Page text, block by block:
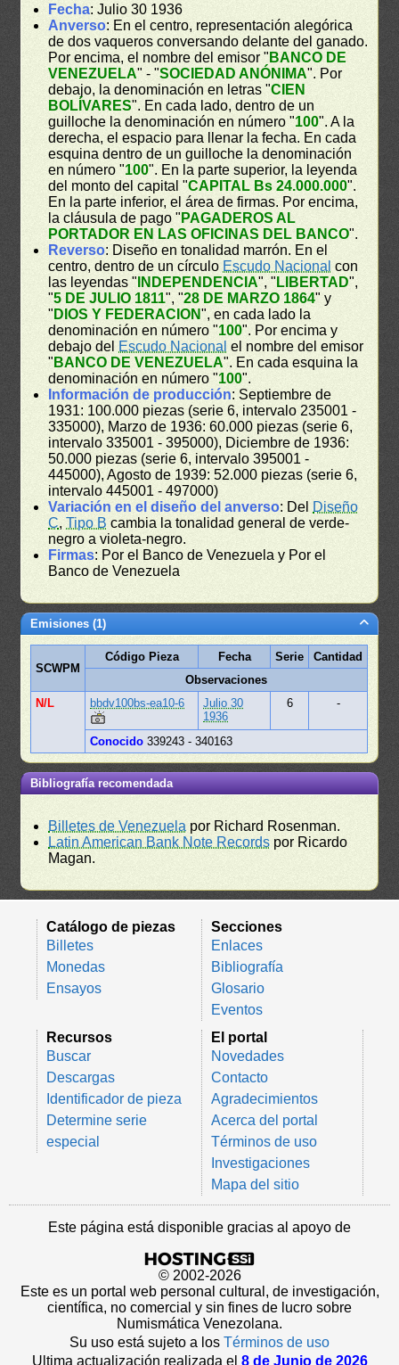
Fecha: Julio 30 1936
Anverso: En el centro, representación alegórica
de dos vaqueros conversando delante del ganado.
Por encima, el nombre del emisor " BANCO DE
VENEZUELA" - "SOCIEDAD ANÓNIMA". Por
debajo, la denominación en letras "CIEN
BOLÍVARES". En cada lado, dentro de un
guilloche la denominación en número "100". A la
derecha, el espacio para llenar la fecha. En cada
esquina dentro de un guilloche la denominación
en número "100". En la parte superior, la leyenda
del monto del capital "CAPITAL Bs 24.000.000".
En la parte inferior, el área de firmas. Por encima,
la cláusula de pago " PAGADEROS AL
PORTADOR EN LAS OFICINAS DEL BANCO".
Reverso: Diseño en tonalidad marrón. En el
centro, dentro de un círculo Escudo Nacional con
las leyendas " INDEPENDENCIA", " LIBERTAD",
"5 DE JULIO 1811", "28 DE MARZO 1864" y
" DIOS Y FEDERACION", en cada lado la
denominación en número "100". Por encima y
debajo del Escudo Nacional el nombre del emisor
" BANCO DE VENEZUELA". En cada esquina la
denominación en número "100".
Información de producción: Septiembre de
1931: 100.000 piezas (serie 6, intervalo 235001 -
335000), Marzo de 1936: 60.000 piezas (serie 6,
intervalo 335001 - 395000), Diciembre de 1936:
50.000 piezas (serie 6, intervalo 395001 -
445000), Agosto de 1939: 52.000 piezas (serie 6,
intervalo 445001 - 497000)
Variación en el diseño del anverso: Del Diseño
C,Tipo B cambia la tonalidad general de verde-
negro a violeta-negro.
Firmas: Por el Banco de Venezuela y Por el
Banco de Venezuela
Emisiones (1)
SCWPM
Código Pieza Fecha Serie
Cantidad
Observaciones
N/L
bbdv100bs-ea10-6
Julio 30
1936
6 -
Conocido 339243 - 340163
Bibliografía recomendada
Billetes de Venezuela por Richard Rosenman.
Latin American Bank Note Records por Ricardo
Magan.
Catálogo de piezas
Billetes
Monedas
Ensayos
Secciones
Enlaces
Bibliografía
Glosario
Eventos
Recursos
Buscar
Descargas
Identificador de pieza
Determine serie
especial
El portal
Novedades
Contacto
Agradecimientos
Acerca del portal
Términos de uso
Investigaciones
Mapa del sitio
Este página está disponible gracias al apoyo de
© 2002-2026
Este es un portal web personal cultural, de investigación,
científica, no comercial y sin fines de lucro sobre
Numismática Venezolana.
Su uso está sujeto a los Términos de uso
Ultima actualización realizada el 8 de Junio de 2026